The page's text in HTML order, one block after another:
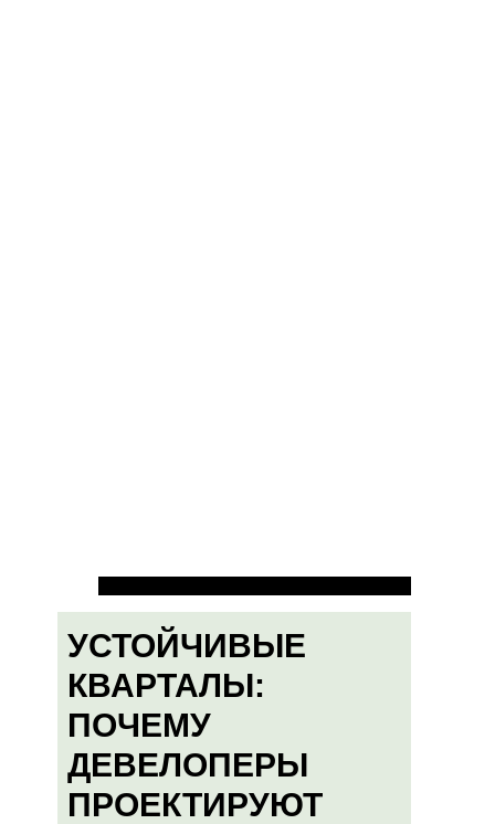
УСТОЙЧИВЫЕ
КВАРТАЛЫ:
ПОЧЕМУ
ДЕВЕЛОПЕРЫ
ПРОЕКТИРУЮТ